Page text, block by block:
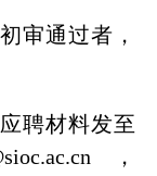
审通过者，
聘材料发至
，